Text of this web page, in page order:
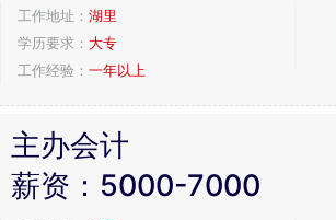
工作地址： 湖里
学历要求： 大专
工作经验： 一年以上
主办会计
薪资： 5000-7000